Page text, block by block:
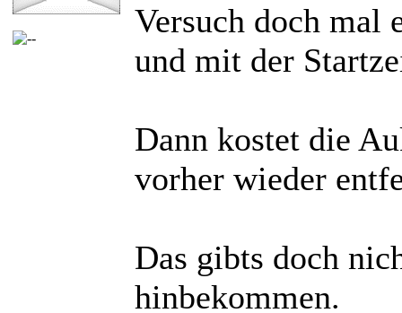
Versuch doch mal
und mit der
Dann kostet die
vorher wieder
Das gibts doch
hinbekommen.